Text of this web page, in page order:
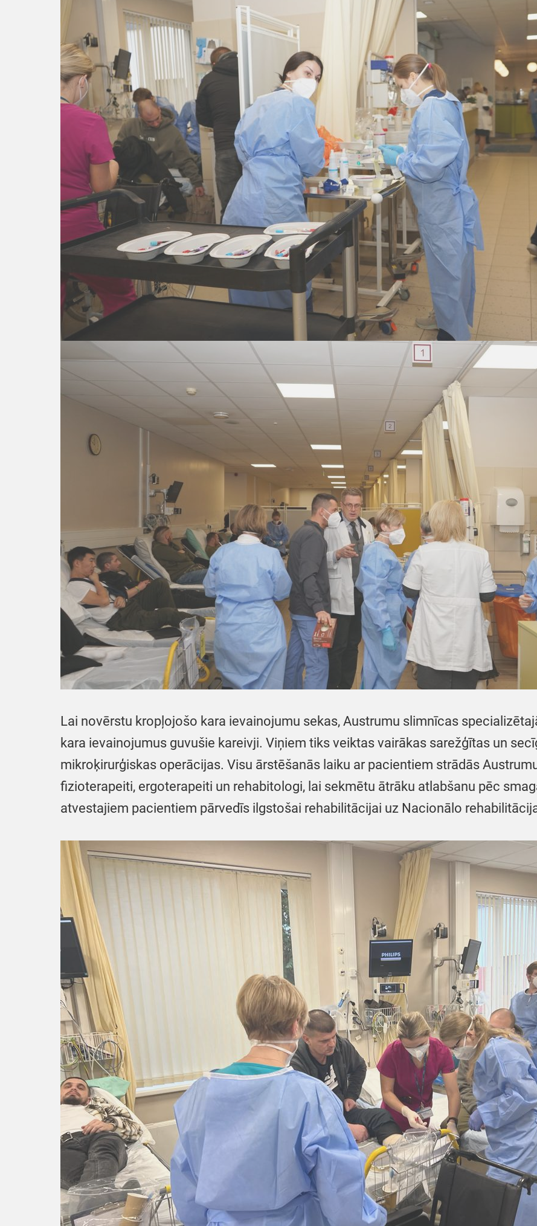
Lai novērstu kropļojošo kara ievainojumu sekas, Austrumu slimnīcas
kara ievainojumus guvušie kareivji. Viņiem tiks veiktas vairākas sarežģītas un
mikroķirurģiskas operācijas. Visu ārstēšanās laiku ar pacientiem strādās
fizioterapeiti, ergoterapeiti un rehabitologi, lai sekmētu ātrāku atlabšanu pēc
atvestajiem pacientiem pārvedīs ilgstošai rehabilitācijai uz Nacionālo